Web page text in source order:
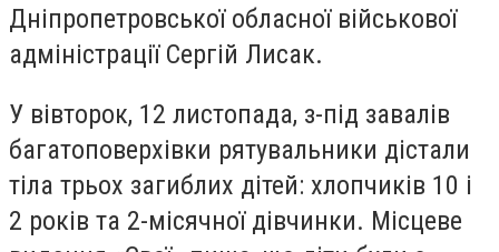
Дніпропетровської обласної військової
адміністрації Сергій Лисак.
У вівторок, 12 листопада, з-під завалів
багатоповерхівки рятувальники дістали
тіла трьох загиблих дітей: хлопчиків 10 і
2 років та 2-місячної дівчинки. Місцеве